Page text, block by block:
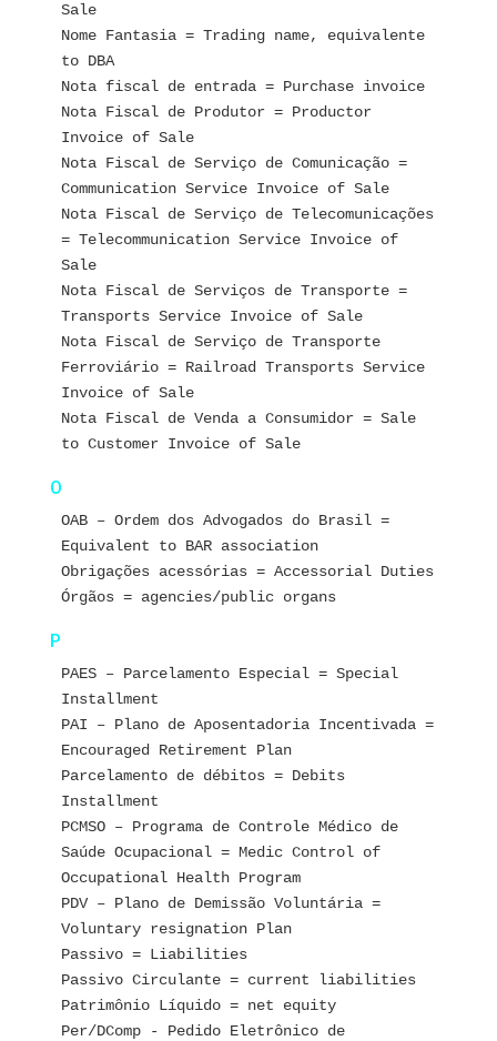
Sale
Nome Fantasia = Trading name, equivalente
to DBA
Nota fiscal de entrada = Purchase invoice
Nota Fiscal de Produtor = Productor
Invoice of Sale
Nota Fiscal de Serviço de Comunicação =
Communication Service Invoice of Sale
Nota Fiscal de Serviço de Telecomunicações
= Telecommunication Service Invoice of
Sale
Nota Fiscal de Serviços de Transporte =
Transports Service Invoice of Sale
Nota Fiscal de Serviço de Transporte
Ferroviário = Railroad Transports Service
Invoice of Sale
Nota Fiscal de Venda a Consumidor = Sale
to Customer Invoice of Sale
O
OAB – Ordem dos Advogados do Brasil =
Equivalent to BAR association
Obrigações acessórias = Accessorial Duties
Órgãos = agencies/public organs
P
PAES – Parcelamento Especial = Special
Installment
PAI – Plano de Aposentadoria Incentivada =
Encouraged Retirement Plan
Parcelamento de débitos = Debits
Installment
PCMSO – Programa de Controle Médico de
Saúde Ocupacional = Medic Control of
Occupational Health Program
PDV – Plano de Demissão Voluntária =
Voluntary resignation Plan
Passivo = Liabilities
Passivo Circulante = current liabilities
Patrimônio Líquido = net equity
Per/DComp - Pedido Eletrônico de